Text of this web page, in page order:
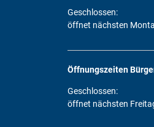
Klicken, um weitere
Geschlossen:
öffnet nächsten
Öffnungszeiten
Klicken, um weitere
Geschlossen:
öffnet nächsten